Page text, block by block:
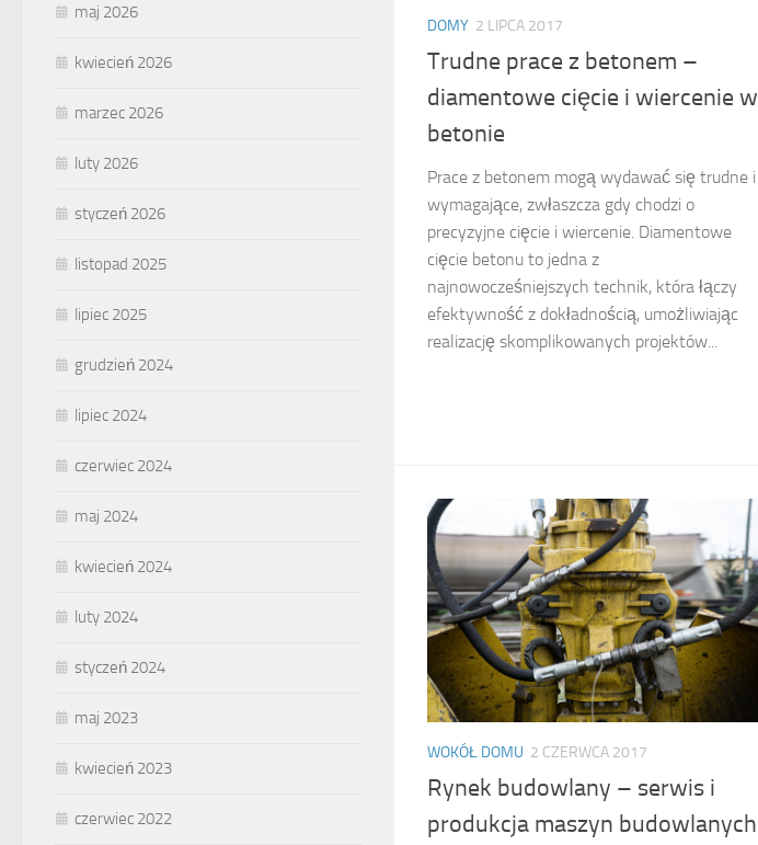
DOMY 2 LIPCA 2017
Trudne prace z betonem –
diamentowe cięcie i wiercenie w
betonie
Prace z betonem mogą wydawać się trudne i
wymagające, zwłaszcza gdy chodzi o
precyzyjne cięcie i wiercenie. Diamentowe
cięcie betonu to jedna z
najnowocześniejszych technik, która łączy
efektywność z dokładnością, umożliwiając
realizację skomplikowanych projektów...
WOKÓŁ DOMU 2 CZERWCA 2017
Rynek budowlany – serwis i
produkcja maszyn budowlanych
maj 2026
kwiecień 2026
marzec 2026
luty 2026
styczeń 2026
listopad 2025
lipiec 2025
grudzień 2024
lipiec 2024
czerwiec 2024
maj 2024
kwiecień 2024
luty 2024
styczeń 2024
maj 2023
kwiecień 2023
czerwiec 2022